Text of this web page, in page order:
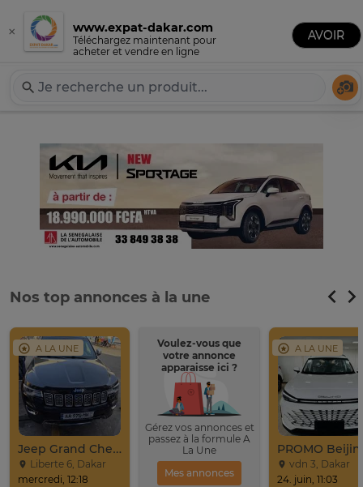
Expat-Dakar
Publier une annonce
Nos top annonces à la une
Voulez-vous que
votre annonce
apparaisse ici ?
Gérez vos annonces et
passez à la formule A
La Une
Mes annonces
A LA UNE
vdn 3, Dakar
24. juin, 11:03
A LA UNE
Ouest foire,
20. juil., 11:22
×
Téléchargez maintenant pour
acheter et vendre en ligne
www.expat-dakar.com
AVOIR